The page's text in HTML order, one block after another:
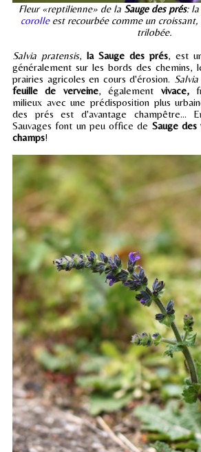
Fleur «reptilienne» de la Sauge des prés: la
corolleest recourbée comme un croissant,
trilobée.
Salvia pratensis, la Sauge des prés, est
généralement sur les bords des chemins,
prairies agricoles en cours d'érosion.
feuille de verveine, également vivace,
milieux avec une prédisposition plus
des prés est d'avantage champêtre...
Sauvages font un peu office de Sauge
champs!